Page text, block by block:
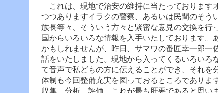
これは、現地で治安の維持に当たっております
つつありますイラクの警察、あるいは民間のそう
族長等々、そういう方々と緊密な意見の交換を行
国からいろいろな情報を入手いたしております。
かもしれませんが、昨日、サマワの番匠幸一郎一
話をいたしました。現地から入ってくるいろいろ
て音声で私どもの方に伝えることができ、それを
体制も今回整備充実を図っておるところでありま
収集、分析、評価、これが最も肝要であると思い